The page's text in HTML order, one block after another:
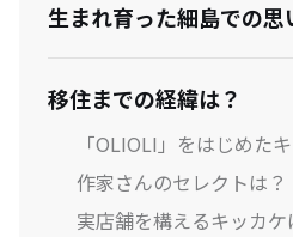
生まれ育った細島での思
移住までの経緯は？
「OLIOLI」をはじめた
作家さんのセレクトは？
実店舗を構えるキッカケ